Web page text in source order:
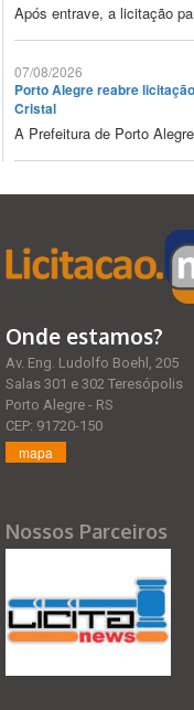
Após entrave, a licitação
07/08/2026
Porto Alegre reabre
Cristal
A Prefeitura de Porto
Onde estamos?
Av. Eng. Ludolfo Boehl, 205
Salas 301 e 302 Teresópolis
Porto Alegre - RS
CEP: 91720-150
mapa
Nossos Parceiros